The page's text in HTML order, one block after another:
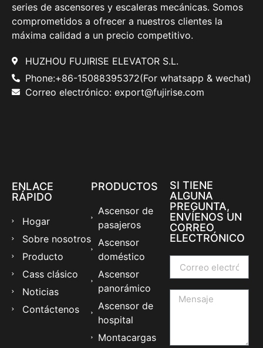
series de ascensores y escaleras mecánicas. Somos
comprometidos a ofrecer a nuestros clientes la
máxima calidad a un precio competitivo.
HUZHOU FUJIRISE ELEVATOR S.L.
Phone:+86-15088395372(For whatsapp & wechat)
Correo electrónico: export@fujirise.com
ENLACE
RÁPIDO
Hogar
Sobre nosotros
Producto
Cass clásico
Noticias
Contáctenos
PRODUCTOS
Ascensor de
pasajeros
Ascensor
doméstico
Ascensor
panorámico
Ascensor de
hospital
Montacargas
SI TIENE
ALGUNA
PREGUNTA,
ENVÍENOS UN
CORREO
ELECTRÓNICO